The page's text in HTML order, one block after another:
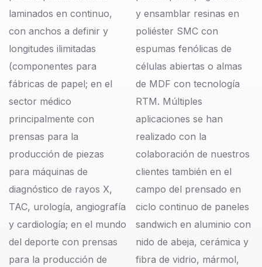
laminados en continuo,
con anchos a definir y
longitudes ilimitadas
(componentes para
fábricas de papel; en el
sector médico
principalmente con
prensas para la
producción de piezas
para máquinas de
diagnóstico de rayos X,
TAC, urología, angiografía
y cardiología; en el mundo
del deporte con prensas
para la producción de
y ensamblar resinas en
poliéster SMC con
espumas fenólicas de
células abiertas o almas
de MDF con tecnología
RTM. Múltiples
aplicaciones se han
realizado con la
colaboración de nuestros
clientes también en el
campo del prensado en
ciclo continuo de paneles
sandwich en aluminio con
nido de abeja, cerámica y
fibra de vidrio, mármol,